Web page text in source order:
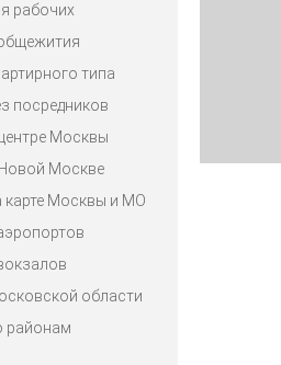
рабочих
типа
посредников
Москвы
Москве
Москвы и МО
области
районам